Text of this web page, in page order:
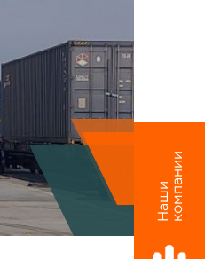
Н
а
ш
и
к
о
м
п
а
н
ии